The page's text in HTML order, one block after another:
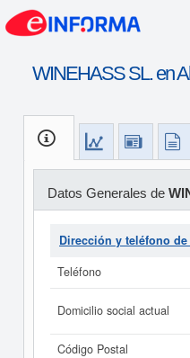
WINEHASS SL. en
Datos Generales de
Dirección y teléfono de
Teléfono
Domicilio social actual
Código Postal